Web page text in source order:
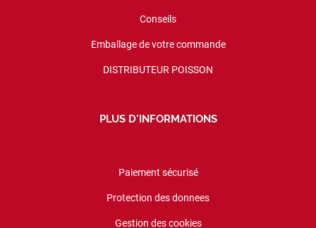
Conseils
Emballage de votre commande
DISTRIBUTEUR POISSON
PLUS D'INFORMATIONS
Paiement sécurisé
Protection des donnees
Gestion des cookies